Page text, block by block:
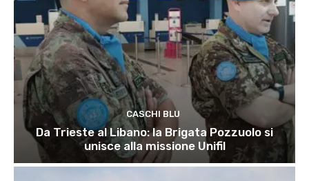
CASCHI BLU
Da Trieste al Libano: la Brigata Pozzuolo si
unisce alla missione Unifil